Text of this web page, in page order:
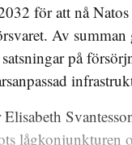
för att nå
Av
på
lågkonjunkturen